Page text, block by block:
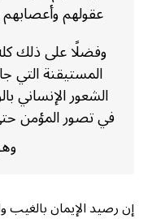
عقولهم وأعصابهم
وفضلًا على ذلك
المستيقنة التي
الشعور الإنساني
في تصور المؤمن
إن رصيد الإيمان بالغيب